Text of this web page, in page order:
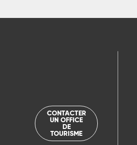
CONTACTER
UN OFFICE
DE
TOURISME